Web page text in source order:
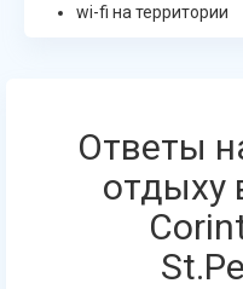
wi-fi на территории
Ответы
отдыху